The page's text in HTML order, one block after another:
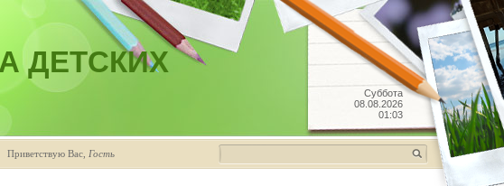
Суббота
08.08.2026
01:03
ДЕТСКИХ
Приветствую Вас Гость